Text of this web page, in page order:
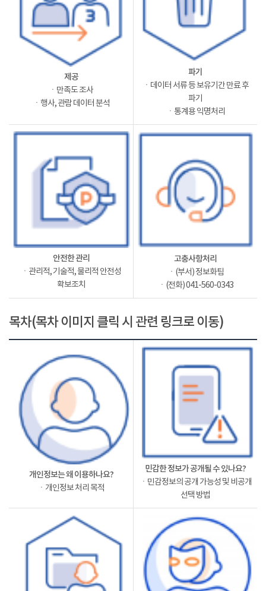
제공
ㆍ만족도 조사
ㆍ행사, 관람 데이터 분석
파기
ㆍ데이터 서류 등 보유기간 만료 후
파기
ㆍ통계용 익명처리
안전한 관리
ㆍ관리적, 기술적, 물리적 안전성
확보조치
고충사항처리
ㆍ(부서) 정보화팀
ㆍ(전화) 041-560-0343
목차(목차 이미지 클릭 시 관련 링크로 이동)
개인정보는 왜 이용하나요?
ㆍ개인정보 처리 목적
민감한 정보가 공개될 수 있나요?
ㆍ민감정보의 공개 가능성 및 비공개
선택 방법